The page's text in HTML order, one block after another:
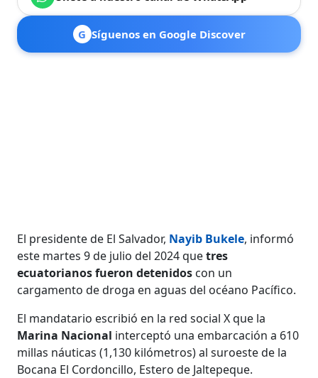
G Síguenos en Google Discover
El presidente de El Salvador, Nayib Bukele, informó
este martes 9 de julio del 2024 quetres
ecuatorianos fueron detenidos con un
cargamento de droga en aguas del océano Pacífico.
El mandatario escribió en la red social X que la
Marina Nacional interceptó una embarcación a 610
millas náuticas (1,130 kilómetros) al suroeste de la
Bocana El Cordoncillo, Estero de Jaltepeque.